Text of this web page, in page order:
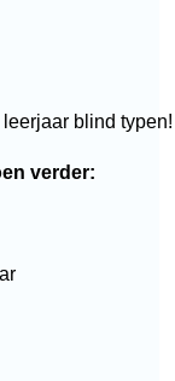
blind typen!
verder: